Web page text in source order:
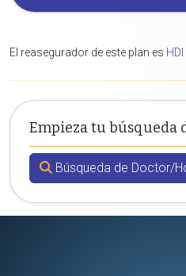
El reasegurador de este plan es
Empieza tu búsqueda
Búsqueda de Doctor/